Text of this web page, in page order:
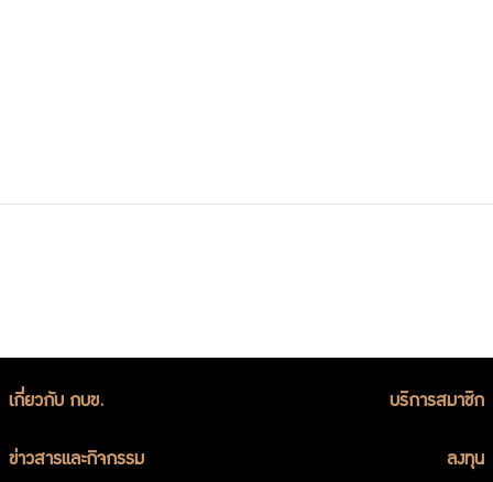
เกี่ยวกับ กบข. บริการสมาชิก
ข่าวสารและกิจกรรม ลงทุน